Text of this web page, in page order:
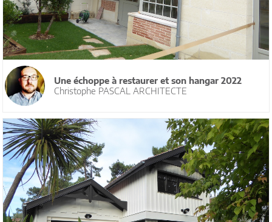
Une échoppe à restaurer et son hangar 2022
Christophe PASCAL ARCHITECTE